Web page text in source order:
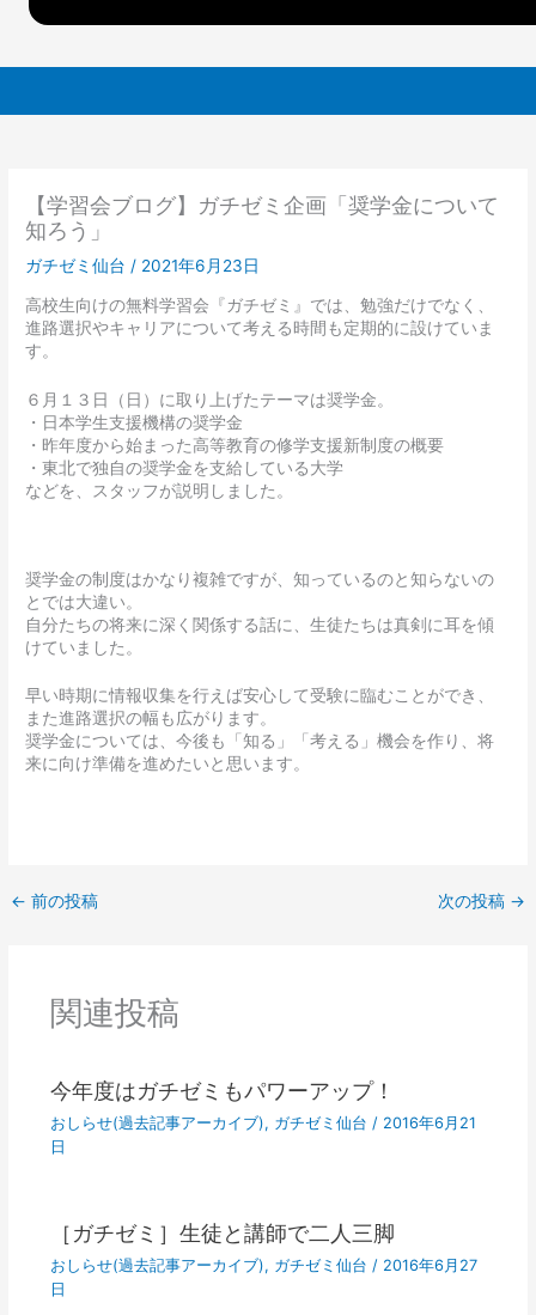
【学習会ブログ】ガチゼミ企画「奨学金について
知ろう」
ガチゼミ仙台 / 2021年6月23日
高校生向けの無料学習会『ガチゼミ』では、勉強だけでなく、
進路選択やキャリアについて考える時間も定期的に設けていま
す。
６月１３日（日）に取り上げたテーマは奨学金。
・日本学生支援機構の奨学金
・昨年度から始まった高等教育の修学支援新制度の概要
・東北で独自の奨学金を支給している大学
などを、スタッフが説明しました。
奨学金の制度はかなり複雑ですが、知っているのと知らないの
とでは大違い。
自分たちの将来に深く関係する話に、生徒たちは真剣に耳を傾
けていました。
早い時期に情報収集を行えば安心して受験に臨むことができ、
また進路選択の幅も広がります。
奨学金については、今後も「知る」「考える」機会を作り、将
来に向け準備を進めたいと思います。
← 前の投稿 次の投稿 →
関連投稿
今年度はガチゼミもパワーアップ！
おしらせ(過去記事アーカイブ), ガチゼミ仙台 / 2016年6月21
日
［ガチゼミ］生徒と講師で二人三脚
おしらせ(過去記事アーカイブ), ガチゼミ仙台 / 2016年6月27
日